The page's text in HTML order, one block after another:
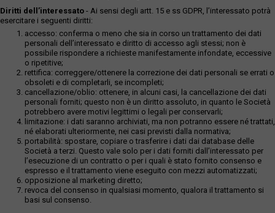
Diritti dell’interessato - Ai sensi degli artt. 15 e ss GDPR, l’interessato potrà
esercitare i seguenti diritti:
accesso: conferma o meno che sia in corso un trattamento dei dati
personali dell’interessato e diritto di accesso agli stessi; non è
possibile rispondere a richieste manifestamente infondate, eccessive
o ripetitive;
rettifica: correggere/ottenere la correzione dei dati personali se errati o
obsoleti e di completarli, se incompleti;
cancellazione/oblio: ottenere, in alcuni casi, la cancellazione dei dati
personali forniti; questo non è un diritto assoluto, in quanto le Società
potrebbero avere motivi legittimi o legali per conservarli;
limitazione: i dati saranno archiviati, ma non potranno essere né trattati,
né elaborati ulteriormente, nei casi previsti dalla normativa;
portabilità: spostare, copiare o trasferire i dati dai database delle
Società a terzi. Questo vale solo per i dati forniti dall’interessato per
l’esecuzione di un contratto o per i quali è stato fornito consenso e
espresso e il trattamento viene eseguito con mezzi automatizzati;
opposizione al marketing diretto;
revoca del consenso in qualsiasi momento, qualora il trattamento si
basi sul consenso.